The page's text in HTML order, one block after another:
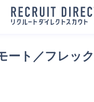
ート／フレッ